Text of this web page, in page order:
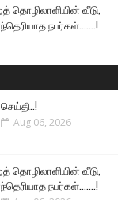
தொழிலாளியின் வீடு,
நபர்கள்.......!
Aug 06, 2026
தொழிலாளியின் வீடு,
நபர்கள்.......!